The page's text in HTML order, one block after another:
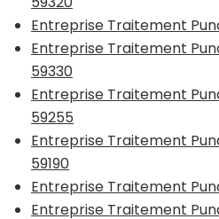
Entreprise Traitement
Entreprise Traitement
59330
Entreprise Traitement
59255
Entreprise Traitement
59190
Entreprise Traitement
Entreprise Traitement